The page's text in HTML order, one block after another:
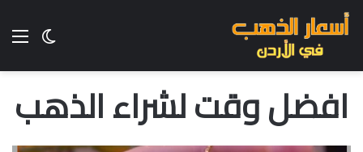
الوضع
افضل وقت لشراء الذهب